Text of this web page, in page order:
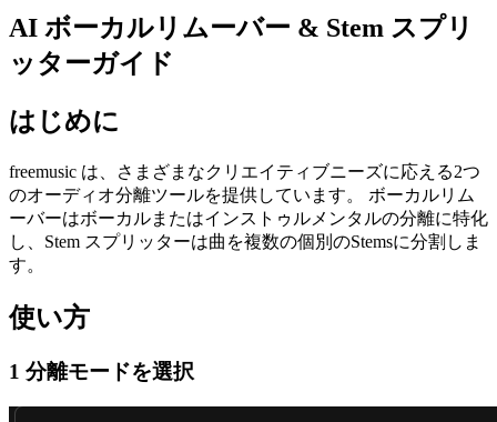
AI ボーカルリムーバー & Stem スプリ
ッターガイド
はじめに
freemusic は、さまざまなクリエイティブニーズに応える2つ
のオーディオ分離ツールを提供しています。 ボーカルリム
ーバーはボーカルまたはインストゥルメンタルの分離に特化
し、Stem スプリッターは曲を複数の個別のStemsに分割しま
す。
使い方
1 分離モードを選択